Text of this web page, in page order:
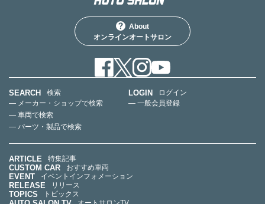
About
オンラインオートサロン
SEARCH
検索
— メーカー・ショップで検索
— 車両で検索
— パーツ・製品で検索
LOGIN
ログイン
— 一般会員登録
ARTICLE 特集記事
CUSTOM CAR おすすめ車両
EVENT イベントインフォメーション
RELEASE リリース
TOPICS トピックス